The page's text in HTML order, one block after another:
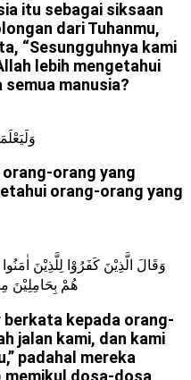
itu sebagai siksaan
dari Tuhanmu,
“Sesungguhnya kami
lebih mengetahui
semua manusia?
orang yang
orang-orang yang
وَقَالَ الَّذِيْنَ كَفَرُوْا لِلَّذِيْنَ
هُمْ
kepada orang-
jalan kami, dan kami
padahal mereka
dosa-dosa